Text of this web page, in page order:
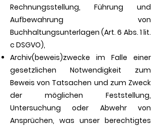
Rechnungsstellung, Führung und
Aufbewahrung von
Buchhaltungsunterlagen (Art. 6 Abs. 1 lit.
c DSGVO),
Archiv(beweis)zwecke im Falle einer
gesetzlichen Notwendigkeit zum
Beweis von Tatsachen und zum Zweck
der möglichen Feststellung,
Untersuchung oder Abwehr von
Ansprüchen, was unser berechtigtes